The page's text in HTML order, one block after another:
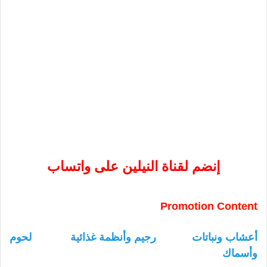
إنضم لقناة النيلين على واتساب
Promotion Content
أعشاب ونباتات رجيم وأنظمة غذائية
لحوم
وأسماك